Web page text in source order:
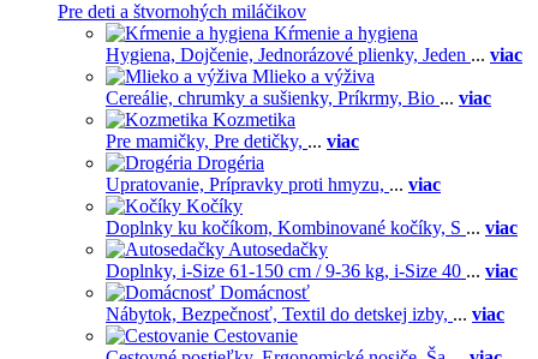
Pre deti a štvornohých miláčikov
Kŕmenie a hygiena
Hygiena, Dojčenie, Jednorázové plienky, Jeden ... viac
Mlieko a výživa
Cereálie, chrumky a sušienky, Príkrmy, Bio ... viac
Kozmetika
Pre mamičky, Pre detičky, ... viac
Drogéria
Upratovanie, Prípravky proti hmyzu, ... viac
Kočíky
Doplnky ku kočíkom, Kombinované kočíky, S ... viac
Autosedačky
Doplnky, i-Size 61-150 cm / 9-36 kg, i-Size 40 ... viac
Domácnosť
Nábytok, Bezpečnosť, Textil do detskej izby, ... viac
Cestovanie